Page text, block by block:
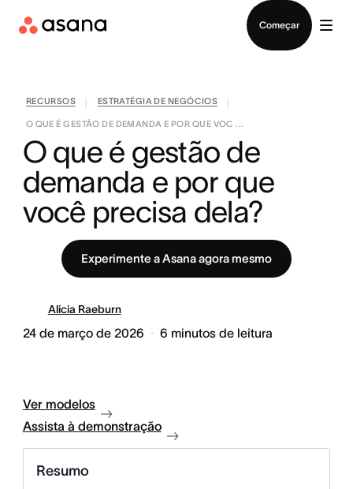
Começar
RECURSOS ESTRATÉGIA DE NEGÓCIOS
O QUE É GESTÃO DE DEMANDA E POR QUE VOC ...
O que é gestão de
demanda e por que
você precisa dela?
Experimente a Asana agora mesmo
Alicia Raeburn
24 de março de 2026 6 minutos de leitura
Ver modelos
Assista à demonstração
Resumo